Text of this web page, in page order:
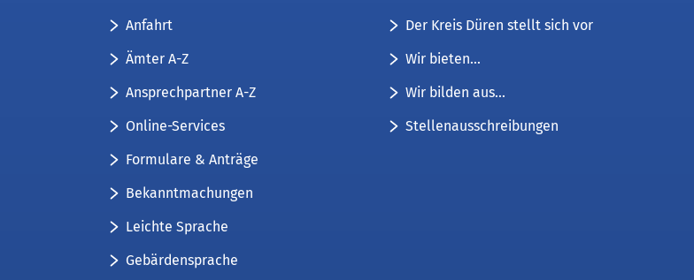
Anfahrt
Ämter A-Z
Ansprechpartner A-Z
Online-Services
Formulare & Anträge
Bekanntmachungen
Leichte Sprache
Gebärdensprache
Der Kreis Düren stellt sich vor
Wir bieten...
Wir bilden aus...
Stellenausschreibungen